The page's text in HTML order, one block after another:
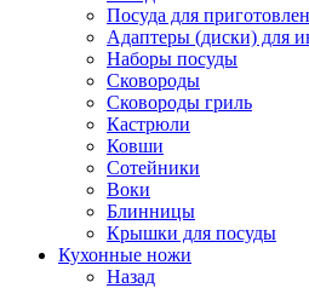
Посуда для
Адаптеры (диски) для
Наборы посуды
Сковороды
Сковороды гриль
Кастрюли
Ковши
Сотейники
Воки
Блинницы
Крышки для посуды
Кухонные ножи
Назад